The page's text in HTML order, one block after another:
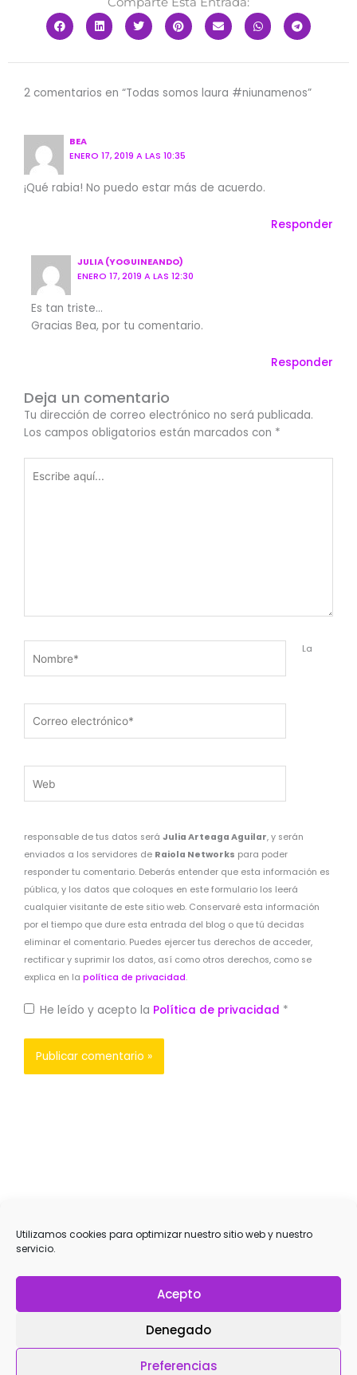
Utilizamos cookies para optimizar nuestro sitio web y nuestro
servicio.
Acepto
Denegado
Preferencias
2 comentarios en “Todas somos laura #niunamenos”
BEA
ENERO 17, 2019 A LAS 10:35
¡Qué rabia! No puedo estar más de acuerdo.
Responder
JULIA (YOGUINEANDO)
ENERO 17, 2019 A LAS 12:30
Es tan triste…
Gracias Bea, por tu comentario.
Responder
Deja un comentario
Tu dirección de correo electrónico no será publicada.
Los campos obligatorios están marcados con *
aquí...
electrónico*
La
responsable de tus datos será Julia Arteaga Aguilar, y serán
enviados a los servidores de Raiola Networks para poder
responder tu comentario. Deberás entender que esta información es
pública, y los datos que coloques en este formulario los leerá
cualquier visitante de este sitio web. Conservaré esta información
por el tiempo que dure esta entrada del blog o que tú decidas
eliminar el comentario. Puedes ejercer tus derechos de acceder,
rectificar y suprimir los datos, así como otros derechos, como se
explica en la política de privacidad.
He leído y acepto la Política de privacidad *
Entradas Relacionadas